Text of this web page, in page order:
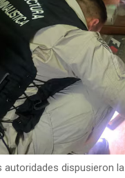
autoridades dispusieron la